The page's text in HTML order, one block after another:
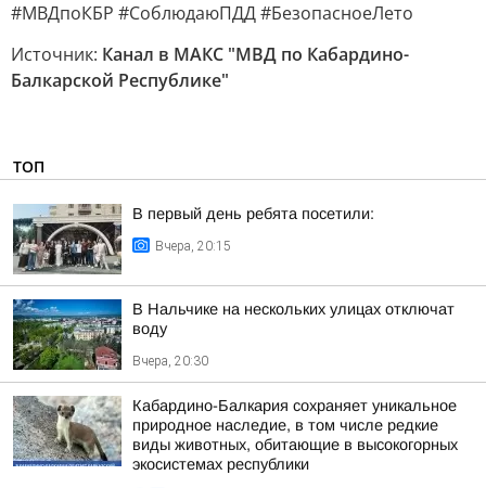
#МВДпоКБР #СоблюдаюПДД #БезопасноеЛето
Источник: Канал в МАКС "МВД по Кабардино-
Балкарской Республике"
ТОП
В первый день ребята посетили:
Вчера, 20:15
В Нальчике на нескольких улицах отключат
воду
Вчера, 20:30
Кабардино-Балкария сохраняет уникальное
природное наследие, в том числе редкие
виды животных, обитающие в высокогорных
экосистемах республики